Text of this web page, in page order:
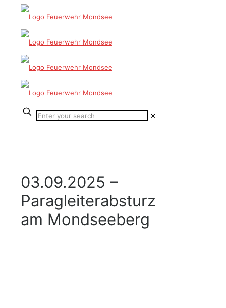
✕
03.09.2025 –
Paragleiterabsturz
am Mondseeberg